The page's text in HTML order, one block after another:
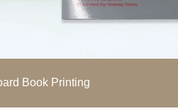
Book Printing